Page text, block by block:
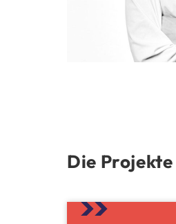
Die Projekte